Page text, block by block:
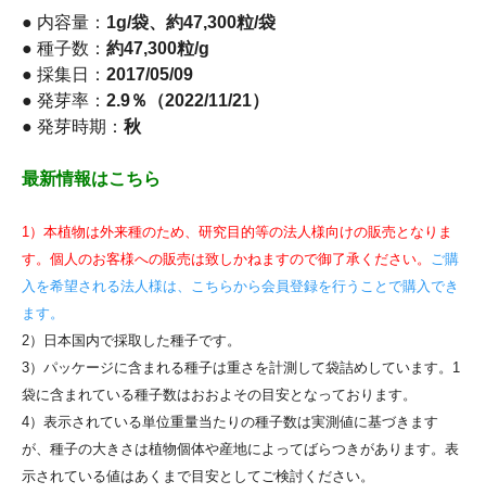
● 内容量： 1g/袋、約47,300粒/袋
● 種子数： 約47,300粒/g
● 採集日： 2017/05/09
● 発芽率： 2.9％（2022/11/21）
● 発芽時期： 秋
最新情報はこちら
1）本植物は外来種のため、研究目的等の法人様向けの販売となりま
す。個人のお客様への販売は致しかねますので御了承ください。 ご購
入を希望される法人様は、こちらから会員登録を行うことで購入でき
ます。
2）日本国内で採取した種子です。
3）パッケージに含まれる種子は重さを計測して袋詰めしています。1
袋に含まれている種子数はおおよその目安となっております。
4）表示されている単位重量当たりの種子数は実測値に基づきます
が、種子の大きさは植物個体や産地によってばらつきがあります。表
示されている値はあくまで目安としてご検討ください。